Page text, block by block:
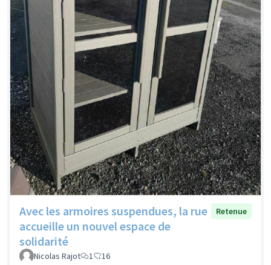
Avec les armoires suspendues, la rue
accueille un nouvel espace de
solidarité
Retenue
Nicolas Rajot 1 16